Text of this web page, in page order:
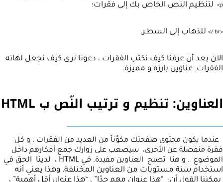
p
> لتنظيم النص الخاص بك إلى فقرات؛
<
br
/
> للذهاب إلى السطـر.
الآن بعد أن عرفنا كيف نكتب الفقرات ، دعونا نرى كيف نجعل لهاته
الفقرات عناوين بارزة و مميزة.
العناوين: تنظيم و ترتيب النّص ب HTML
عندما يكون محتوى صفحتك مكوَّناً من العديد من الفقرات ، و كل
فقرة منفصلة عن الأخرى، سيصعب على زوارك جمع أفكارهم داخل
الموضوع . و هنا تصبح العناوين مفيدة.
في HTML ، لدينا الحق في
استخدام ستة مستويات من العناوين المختلفة. وهذا يعني أنه
يمكننا القول أن: “هذا عنوان مهم جدًا” ، “هذا عنوان أقل أهمية” ،